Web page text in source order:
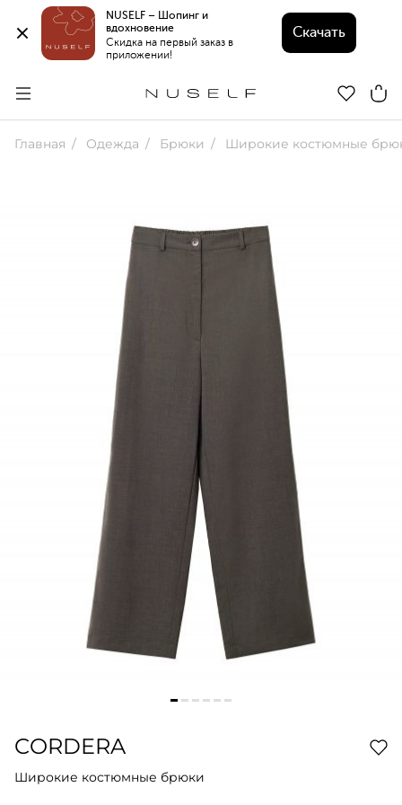
NUSELF – Шопинг и
вдохновение
Скидка на первый заказ в
приложении!
Скачать
Главная Одежда Брюки Широкие костюмные
CORDERA
Широкие костюмные брюки